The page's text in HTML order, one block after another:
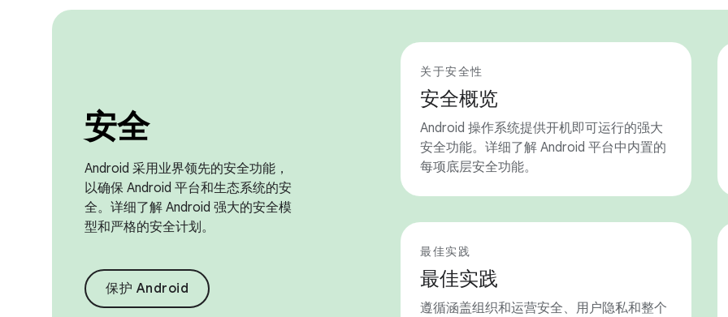
安全
Android 采用业界领先的安全功能，
以确保 Android 平台和生态系统的安
全。详细了解 Android 强大的安全模
型和严格的安全计划。
保护 Android
关于安全性
安全概览
Android 操作系统提供开机即可运行的强大
安全功能。详细了解 Android 平台中内置的
每项底层安全功能。
最佳实践
最佳实践
遵循涵盖组织和运营安全、用户隐私和整个